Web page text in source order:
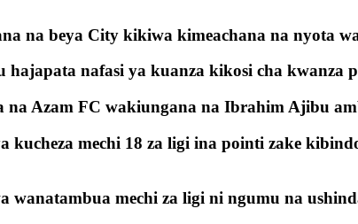
na beya City kikiwa kimeachana na nyota
nafasi ya kuanza kikosi cha kwanza
Azam FC wakiungana na Ibrahim Ajibu
kucheza mechi 18 za ligi ina pointi zake
wanatambua mechi za ligi ni ngumu na